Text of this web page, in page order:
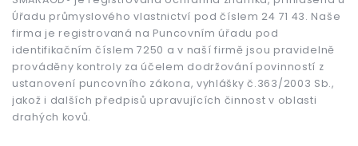
Úřadu průmyslového vlastnictví pod číslem 24 71 43. Naše
firma je registrovaná na Puncovním úřadu pod
identifikačním číslem 7250 a v naší firmě jsou pravidelně
prováděny kontroly za účelem dodržování povinností z
ustanovení puncovního zákona, vyhlášky č.363/2003 Sb.,
jakož i dalších předpisů upravujících činnost v oblasti
drahých kovů.